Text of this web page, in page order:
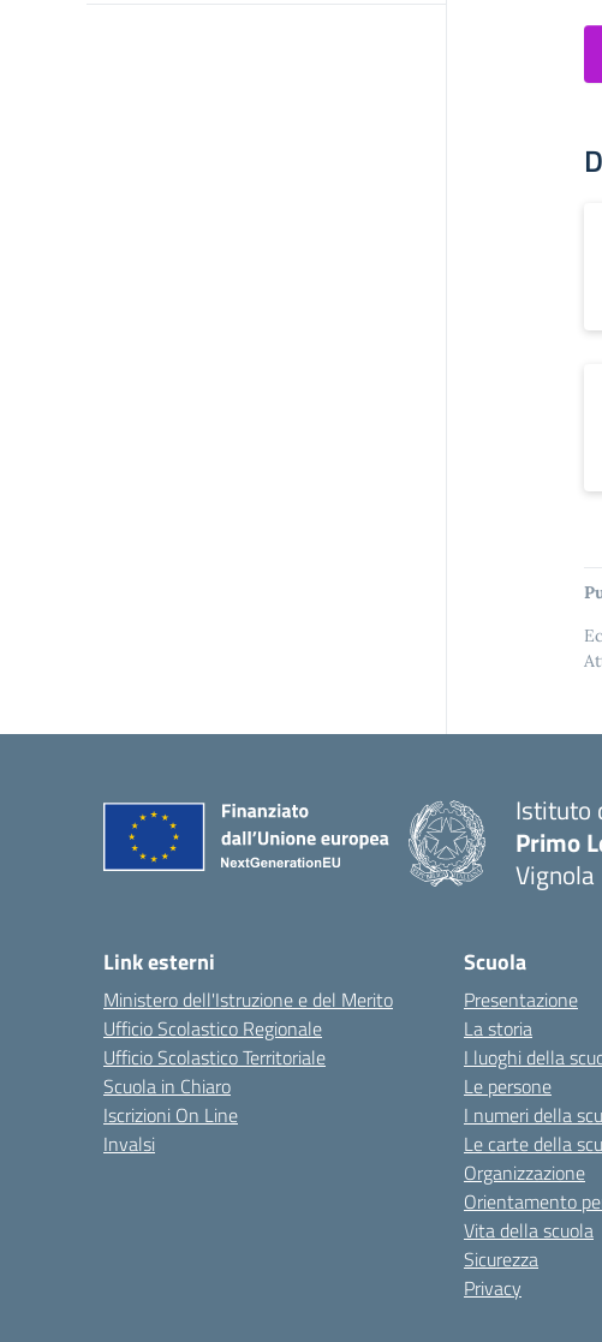
Istituto
Primo
Vignola
Link esterni
Ministero dell'Istruzione e del Merito
Ufficio Scolastico Regionale
Ufficio Scolastico Territoriale
Scuola in Chiaro
Iscrizioni On Line
Invalsi
Scuola
Presentazione
La storia
I luoghi della
Le persone
I numeri della
Le carte della
Organizzazione
Orientamento
Vita della scuola
Sicurezza
Privacy